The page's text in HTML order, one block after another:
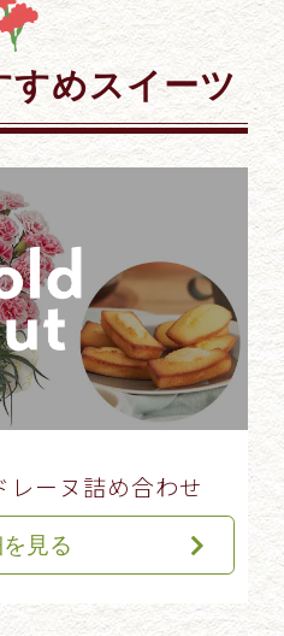
すめスイーツ
レーヌ詰め合わせ
見る